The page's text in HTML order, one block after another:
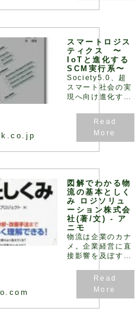
ーティー・ロジステ
営に与えるインパク
年7月20日 株式会社
ス･パートナー主催のロジス
Ｍフェアにて行ったセミナ
ド・パーティー・ロジステ
う言葉は、1996年ごろか
2008.10.15
ロジ
ンサ
「雷
2：実
提出、
が終わ
ポイン
た。本
スマートロジス
ティクス 〜
IoTと進化する
SCM実行系〜
Society5.0、超
スマート社会の実
現へ向け進化す
サプライチェーン
の視点からロジス
ティクスとIoT と
の連携性を踏ま
え、密接に関連す
すると共に物流現
場の課題や物流セ
ンターの事例につ
いても解説
図解でわかる物
流の基本としく
み ロジソリュ
ーション株式会
社(著/文) - ア
ニモ
物流は企業のカナ
メ。企業経営に直
接影響を及ぼす
です!実際に物流
をおこない、問題